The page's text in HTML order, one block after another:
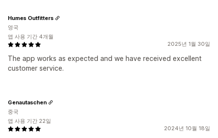
2025년 1월 30일
The app works as expected and we have received excellent
customer service.
Humes Outfitters
영국
앱 사용 기간 4개월
2024년 10월 18일
Genautaschen
중국
앱 사용 기간 22일